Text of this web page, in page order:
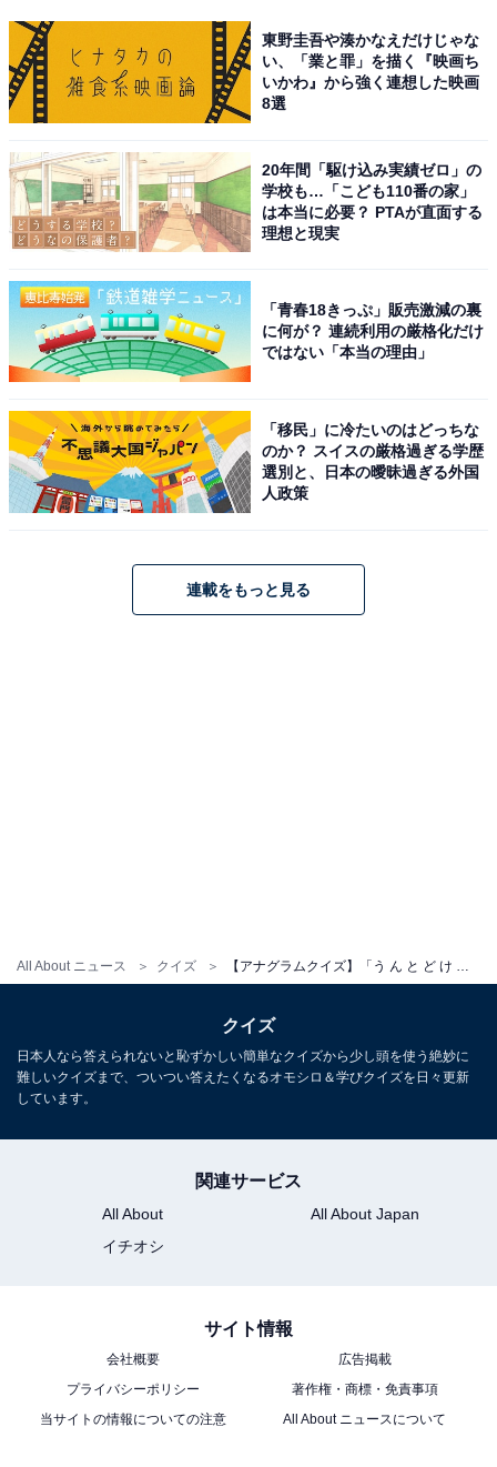
All About ニュース クイズ
東野圭吾や湊かなえだけじゃな
い、「業と罪」を描く『映画ち
いかわ』から強く連想した映画
8選
20年間「駆け込み実績ゼロ」の
学校も…「こども110番の家」
は本当に必要？ PTAが直面する
理想と現実
「青春18きっぷ」販売激減の裏
に何が？ 連続利用の厳格化だけ
ではない「本当の理由」
「移民」に冷たいのはどっちな
のか？ スイスの厳格過ぎる学歴
選別と、日本の曖昧過ぎる外国
人政策
連載をもっと見る
クイズ
日本人なら答えられないと恥ずかしい簡単なクイズから少し頭を使う絶妙に
難しいクイズまで、ついつい答えたくなるオモシロ＆学びクイズを日々更新
しています。
関連サービス
All About
All About Japan
イチオシ
サイト情報
会社概要
広告掲載
プライバシーポリシー
著作権・商標・免責事項
当サイトの情報についての注意
All About ニュースについて